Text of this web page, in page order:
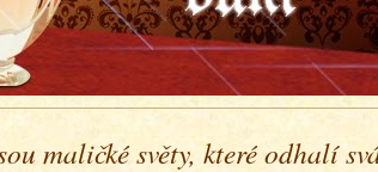
maličké světy, které odhalí